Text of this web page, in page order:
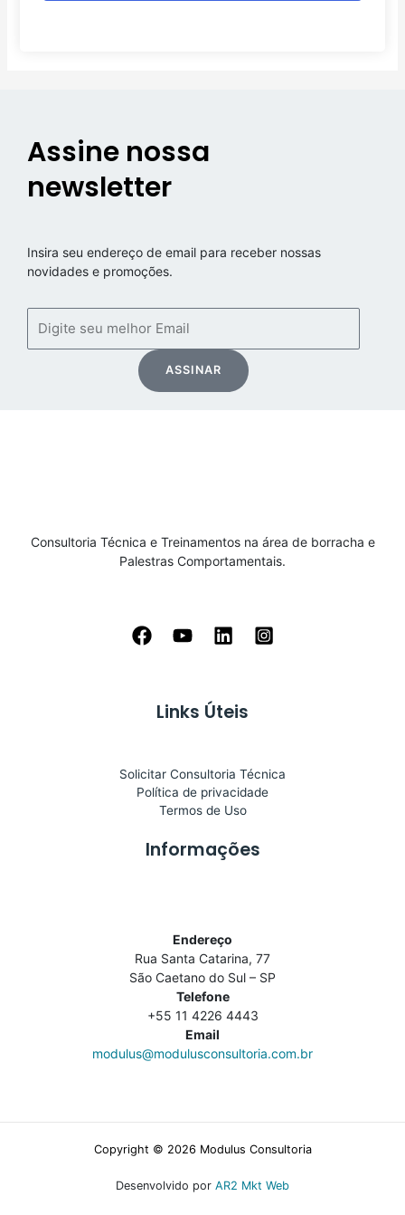
Assine nossa
newsletter
Insira seu endereço de email para receber nossas
novidades e promoções.
ASSINAR
Consultoria Técnica e Treinamentos na área de borracha e
Palestras Comportamentais.
Links Úteis
Solicitar Consultoria Técnica
Política de privacidade
Termos de Uso
Informações
Endereço
Rua Santa Catarina, 77
São Caetano do Sul – SP
Telefone
+55 11 4226 4443
Email
modulus@modulusconsultoria.com.br
Copyright © 2026 Modulus Consultoria
Desenvolvido por AR2 Mkt Web